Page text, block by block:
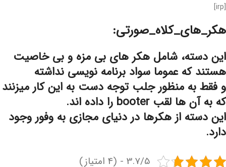
[irp]
هکر_های_کلاه_صورتی:
این دسته، شامل هکر های بی مزه و بی خاصیت
هستند که عموما سواد برنامه نویسی نداشته
و فقط به منظور جلب توجه دست به این کار میزنند
که به آن ها لقب booter را داده اند.
این دسته از هکرها در دنیای مجازی به وفور وجود
دارد.
3.7/5 - (4 امتیاز)